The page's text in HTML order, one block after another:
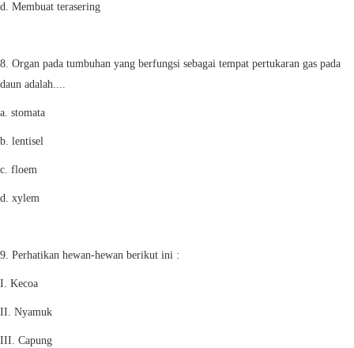
d. Membuat terasering
8. Organ pada tumbuhan yang berfungsi sebagai tempat pertukaran gas pada
daun adalah....
a. stomata
b. lentisel
c. floem
d. xylem
9. Perhatikan hewan-hewan berikut ini :
I. Kecoa
II. Nyamuk
III. Capung